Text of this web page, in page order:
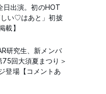
日出演。初のHOT
い♡はあと」初披
載】
研究生、新メンバ
回大須夏まつり＞
登場【コメントあ